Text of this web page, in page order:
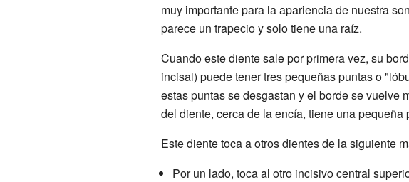
muy importante para la apariencia de nuestra
parece un trapecio y solo tiene una raíz.
Cuando este diente sale por primera vez, su
incisal) puede tener tres pequeñas puntas o
estas puntas se desgastan y el borde se vuelve
del diente, cerca de la encía, tiene una
Este diente toca a otros dientes de la siguiente
Por un lado, toca al otro incisivo central